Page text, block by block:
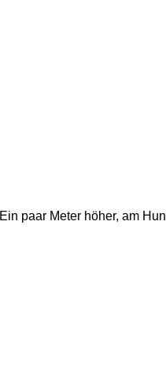
Ein paar Meter höher, am